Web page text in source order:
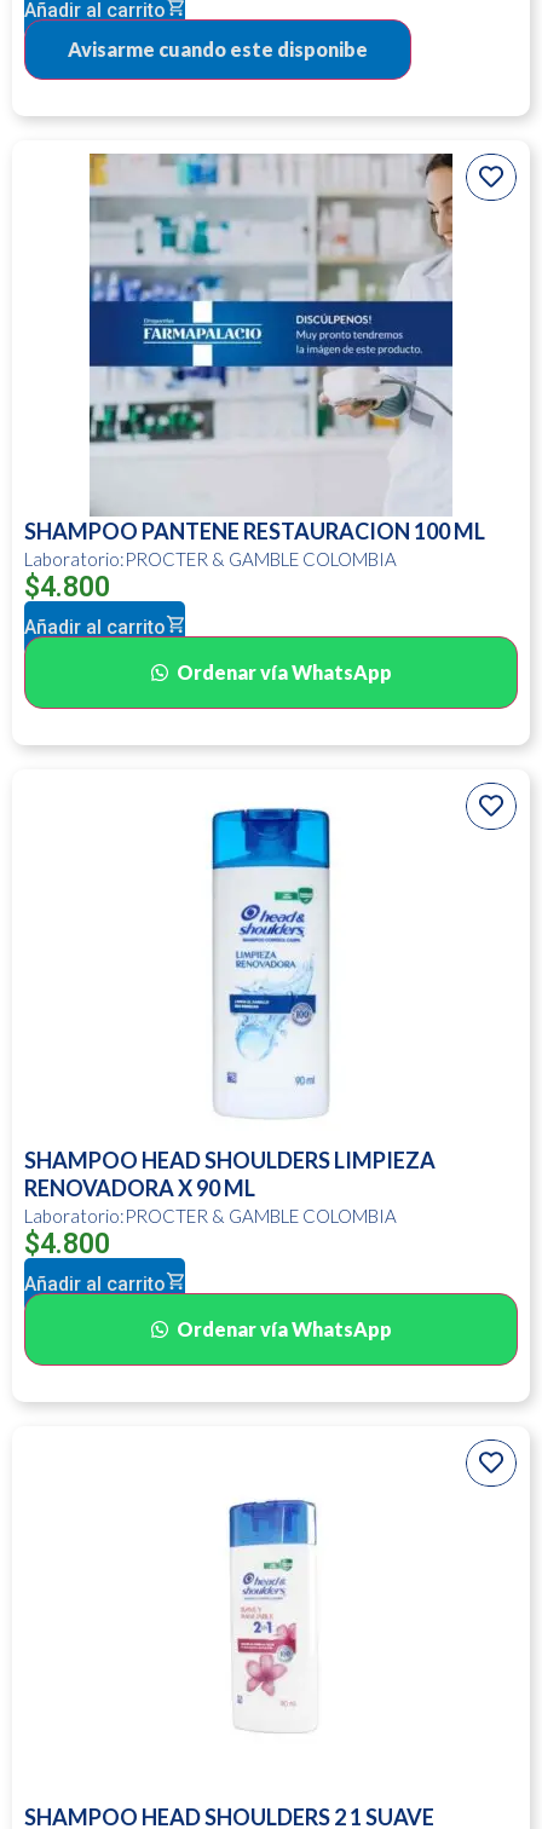
Añadir al carrito
SHAMPOO PANTENE RESTAURACION 100 ML
Laboratorio:PROCTER & GAMBLE COLOMBIA
$4.800
Añadir al carrito
Ordenar vía WhatsApp
SHAMPOO HEAD SHOULDERS LIMPIEZA
RENOVADORA X 90 ML
Laboratorio:PROCTER & GAMBLE COLOMBIA
$4.800
Añadir al carrito
Ordenar vía WhatsApp
SHAMPOO HEAD SHOULDERS 2 1 SUAVE